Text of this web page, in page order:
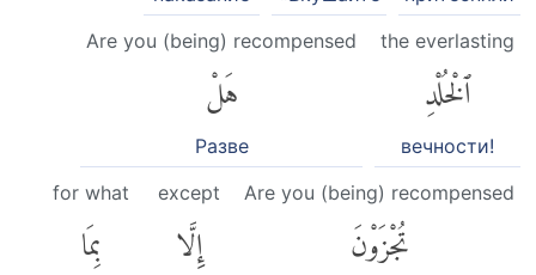
the everlasting
ٱلْخُلْدِ
вечности!
Are you (being) recompensed
هَلْ
Разве
Are you (being) recompensed
تُجْزَوْنَ
except
إِلَّا
for what
بِمَا